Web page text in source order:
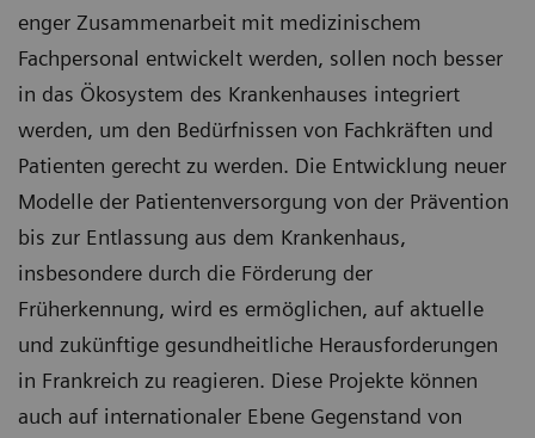
enger Zusammenarbeit mit medizinischem
Fachpersonal entwickelt werden, sollen noch besser
in das Ökosystem des Krankenhauses integriert
werden, um den Bedürfnissen von Fachkräften und
Patienten gerecht zu werden. Die Entwicklung neuer
Modelle der Patientenversorgung von der Prävention
bis zur Entlassung aus dem Krankenhaus,
insbesondere durch die Förderung der
Früherkennung, wird es ermöglichen, auf aktuelle
und zukünftige gesundheitliche Herausforderungen
in Frankreich zu reagieren. Diese Projekte können
auch auf internationaler Ebene Gegenstand von